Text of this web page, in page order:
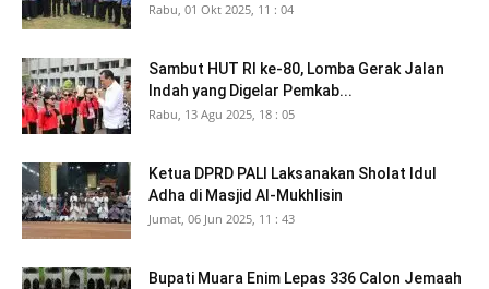
Rabu, 01 Okt 2025, 11 : 04
Sambut HUT RI ke-80, Lomba Gerak Jalan
Indah yang Digelar Pemkab...
Rabu, 13 Agu 2025, 18 : 05
Ketua DPRD PALI Laksanakan Sholat Idul
Adha di Masjid Al-Mukhlisin
Jumat, 06 Jun 2025, 11 : 43
Bupati Muara Enim Lepas 336 Calon Jemaah